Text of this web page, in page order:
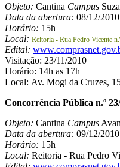
Objeto: Cantina Campus
Data da abertura: 08/12/2010
Horário: 15h
Local: Reitoria - Rua Pedro Vicente
Edital:
Visitação: 23/11/2010
Horário: 14h as 17h
Local: Av. Mogi da Cruzes,
Concorrência Pública n.º
Objeto: Cantina Campus
Data da abertura: 09/12/2010
Horário: 15h
Local: Reitoria - Rua Pedro